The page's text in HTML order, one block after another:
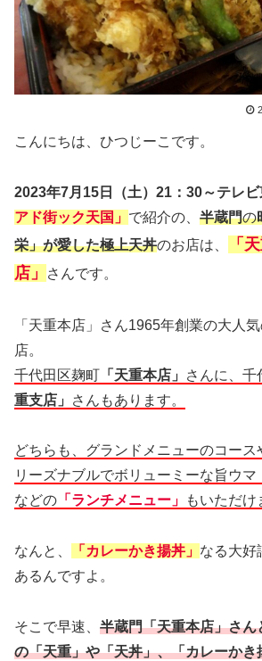
こんにちは、ひつじーこです。
2023年7月15日（土）21：30～テレ
アド街ック天国」 で紹介の、 半蔵門の
栄」が愛した極上天丼のお店は、
「
店」
さんです。
「天重本店」さん1965年創業の大人
店。
千代田区麹町 「天重本店」 さんに、千
重支店」
さんもあります。
どちらも、グランドメニューのコース
リーズナブルでボリューミーな旨ウマ
などの 「ランチメニュー」 もいただけ
なんと、 「カレーかき揚丼」 なる大好
あるんですよ。
そこで早速、 半蔵門「天重本店」さん
の「天重」や「天丼」、「カレーかき